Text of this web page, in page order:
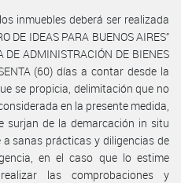
inmuebles deberá ser realizada
DE IDEAS PARA BUENOS AIRES”
ADMINISTRACIÓN DE BIENES
(60) días a contar desde la
se propicia, delimitación que no
en la presente medida,
surjan de la demarcación in situ
sanas prácticas y diligencias de
en el caso que lo estime
las comprobaciones y